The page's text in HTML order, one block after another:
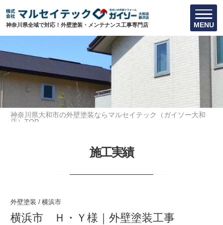
神奈川県全域で対応！外壁塗装・メンテナンス工事専門店 MENU
神奈川県大和市の外壁塗装ならマルセイテック（ガイソー大和
店）TOP
施工実績
外壁塗装 / 横浜市
横浜市 Ｈ・Ｙ様｜外壁塗装工事